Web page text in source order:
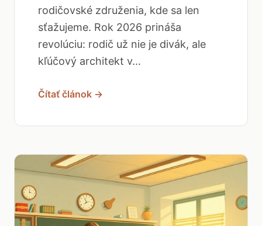
rodičovské združenia, kde sa len
sťažujeme. Rok 2026 prináša
revolúciu: rodič už nie je divák, ale
kľúčový architekt v...
Čítať článok →